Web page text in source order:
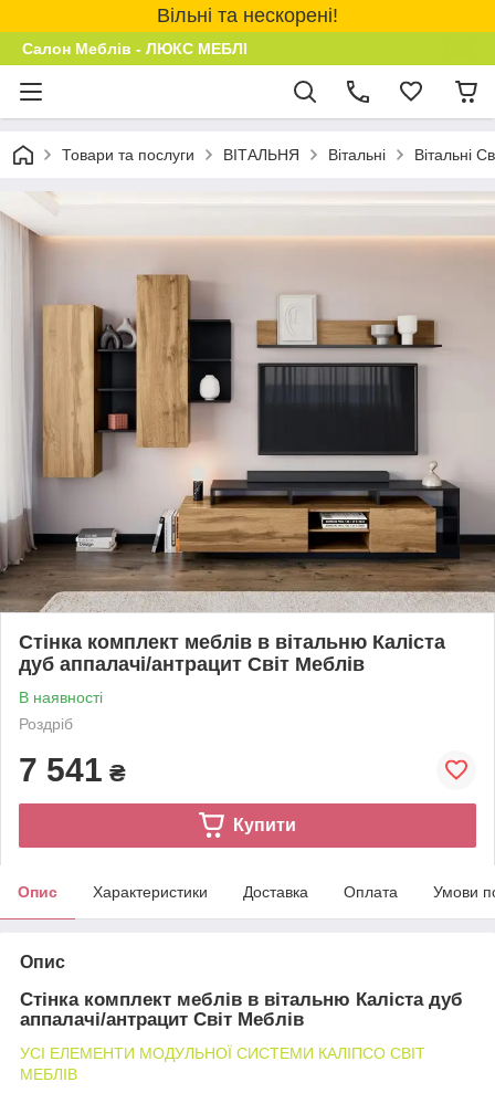
Вільні та нескорені!
Салон Меблів - ЛЮКС МЕБЛІ
Товари та послуги ВІТАЛЬНЯ Вітальні Вітальні
Стінка комплект меблів в вітальню Каліста
дуб аппалачі/антрацит Світ Меблів
В наявності
Роздріб
7 541 ₴
Купити
Опис Характеристики Доставка Оплата Умови
Опис
Стінка комплект меблів в вітальню Каліста дуб
аппалачі/антрацит Світ Меблів
УСІ ЕЛЕМЕНТИ МОДУЛЬНОЇ СИСТЕМИ КАЛІПСО СВІТ
МЕБЛІВ